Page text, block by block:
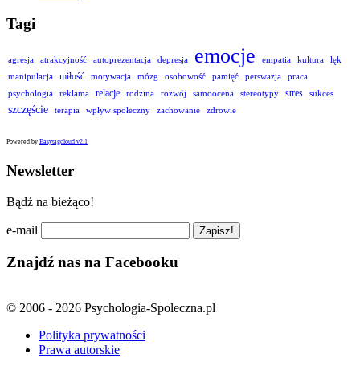
Tagi
agresja atrakcyjność autoprezentacja depresja emocje empatia kultura
lęk
manipulacja
miłość motywacja mózg osobowość pamięć perswazja
praca
psychologia
reklama relacje rodzina rozwój samoocena stereotypy stres sukces
szczęście terapia wpływ społeczny zachowanie zdrowie
Powered by Easytagcloud v2.1
Newsletter
Bądź na bieżąco!
e-mail
Znajdź nas na Facebooku
© 2006 - 2026 Psychologia-Spoleczna.pl
Polityka prywatności
Prawa autorskie